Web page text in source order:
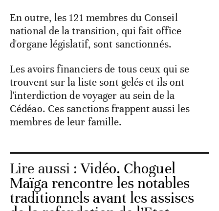
En outre, les 121 membres du Conseil
national de la transition, qui fait office
d'organe législatif, sont sanctionnés.
Les avoirs financiers de tous ceux qui se
trouvent sur la liste sont gelés et ils ont
l'interdiction de voyager au sein de la
Cédéao. Ces sanctions frappent aussi les
membres de leur famille.
Lire aussi :Vidéo. Choguel
Maïga rencontre les notables
traditionnels avant les assises